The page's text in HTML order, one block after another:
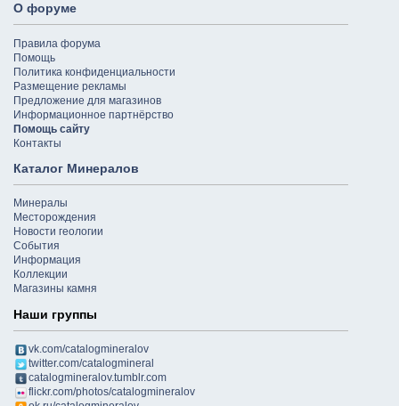
О форуме
Правила форума
Помощь
Политика конфиденциальности
Размещение рекламы
Предложение для магазинов
Информационное партнёрство
Помощь сайту
Контакты
Каталог Минералов
Минералы
Месторождения
Новости геологии
События
Информация
Коллекции
Магазины камня
Наши группы
vk.com/catalogmineralov
twitter.com/catalogmineral
catalogmineralov.tumblr.com
flickr.com/photos/catalogmineralov